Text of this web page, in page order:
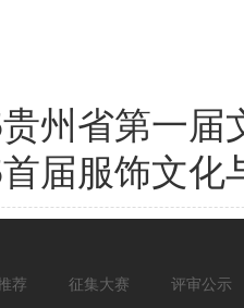
州省第一届
届服饰文化
荐 征集大赛 评审公示